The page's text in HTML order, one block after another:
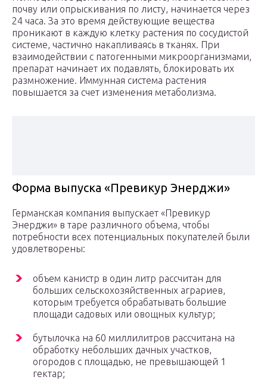
почву или опрыскивания по листу, начинается через
24 часа. За это время действующие вещества
проникают в каждую клетку растения по сосудистой
системе, частично накапливаясь в тканях. При
взаимодействии с патогенными микроорганизмами,
препарат начинает их подавлять, блокировать их
размножение. Иммунная система растения
повышается за счет изменения метаболизма.
Форма выпуска «Превикур Энерджи»
Германская компания выпускает «Превикур
Энерджи» в таре различного объема, чтобы
потребности всех потенциальных покупателей были
удовлетворены:
объем канистр в один литр рассчитан для
больших сельскохозяйственных аграриев,
которым требуется обрабатывать большие
площади садовых или овощных культур;
бутылочка на 60 миллилитров рассчитана на
обработку небольших дачных участков,
огородов с площадью, не превышающей 1
гектар;